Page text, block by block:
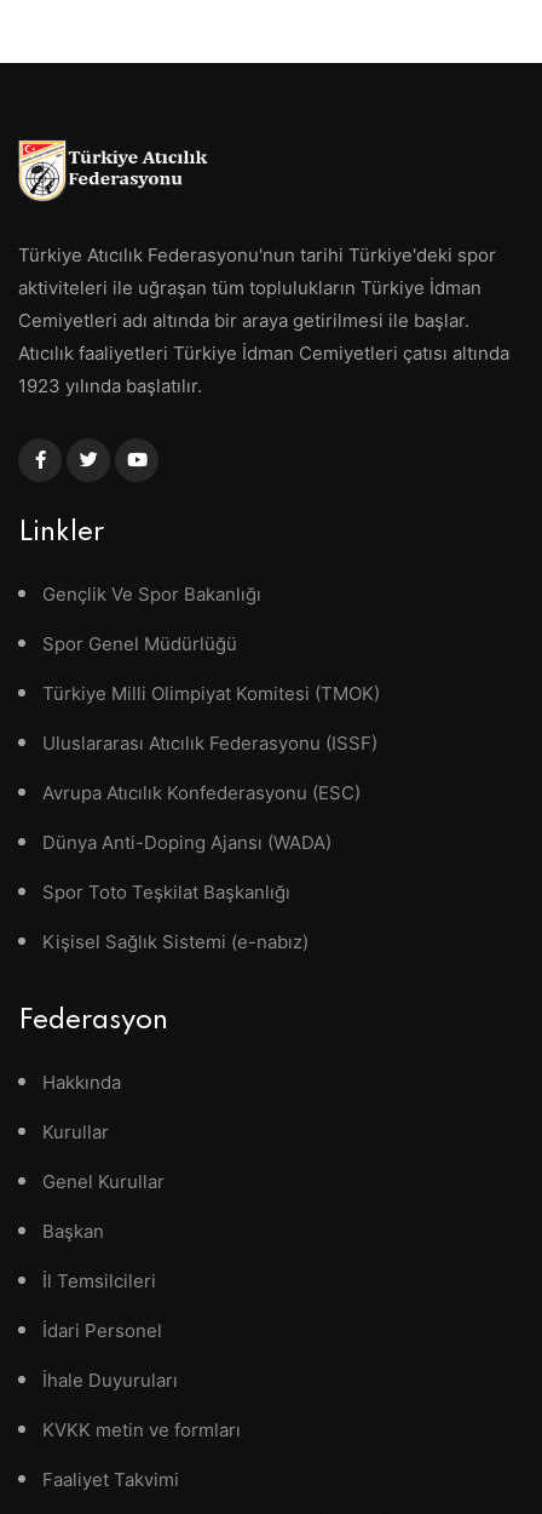
Türkiye Atıcılık Federasyonu'nun tarihi Türkiye'deki spor
aktiviteleri ile uğraşan tüm toplulukların Türkiye İdman
Cemiyetleri adı altında bir araya getirilmesi ile başlar.
Atıcılık faaliyetleri Türkiye İdman Cemiyetleri çatısı altında
1923 yılında başlatılır.
Linkler
Gençlik Ve Spor Bakanlığı
Spor Genel Müdürlüğü
Türkiye Milli Olimpiyat Komitesi (TMOK)
Uluslararası Atıcılık Federasyonu (ISSF)
Avrupa Atıcılık Konfederasyonu (ESC)
Dünya Anti-Doping Ajansı (WADA)
Spor Toto Teşkilat Başkanlığı
Kişisel Sağlık Sistemi (e-nabız)
Federasyon
Hakkında
Kurullar
Genel Kurullar
Başkan
İl Temsilcileri
İdari Personel
İhale Duyuruları
KVKK metin ve formları
Faaliyet Takvimi